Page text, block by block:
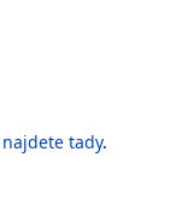
najdete tady.